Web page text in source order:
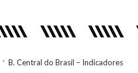
B. Central do Brasil – Indicadores